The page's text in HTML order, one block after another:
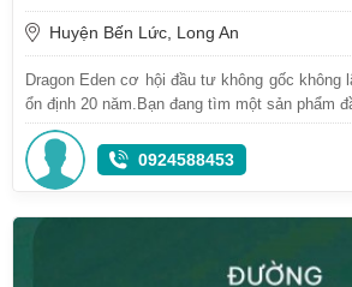
Huyện Bến Lức, Long An
Dragon Eden cơ hội đầu tư không gốc không
ổn định 20 năm.Bạn đang tìm một sản phẩm
0924588453